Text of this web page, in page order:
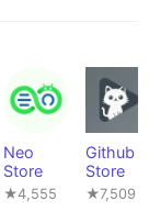
Neo
Store
★4,555
Github
Store
★7,509